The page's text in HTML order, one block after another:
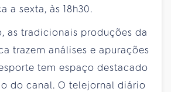
a sexta, às 18h30.
as tradicionais produções da
trazem análises e apurações
tem espaço destacado
do canal. O telejornal diário